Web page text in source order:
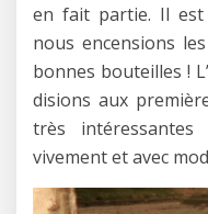
en fait partie. Il
nous encensions
bonnes bouteilles !
disions aux
très
vivement et avec